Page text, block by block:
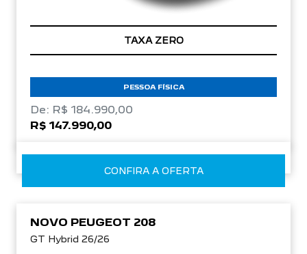
TAXA ZERO
PESSOA FÍSICA
De: R$ 184.990,00
R$ 147.990,00
CONFIRA A OFERTA
NOVO PEUGEOT 208
GT Hybrid 26/26